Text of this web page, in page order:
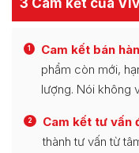
3 Cam kết của
1 Cam kết bán
phẩm còn mới,
lượng. Nói không
2 Cam kết tư vấn
thành tư vấn từ